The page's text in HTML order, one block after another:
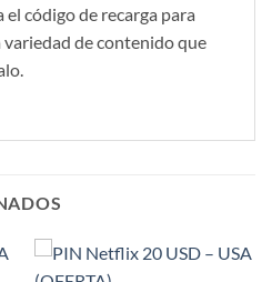
código de recarga para
variedad de contenido que